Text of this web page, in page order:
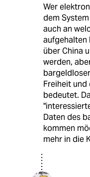
Wer
dem
auch an
aufgehalten
über China
werden,
Freiheit und
bedeutet.
Daten des
kommen
mehr in die